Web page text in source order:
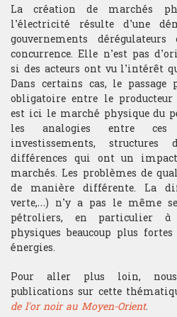
La création de marchés
l’électricité résulte d’une
gouvernements
concurrence. Elle n’est pas
si des acteurs ont vu l’intérêt
Dans certains cas, le
obligatoire entre le producteur
est ici le marché physique du
les analogies entre ces
investissements,
différences qui ont un
marchés. Les problèmes de
de manière différente. La
verte,…) n’y a pas le même
pétroliers, en particulier à
physiques beaucoup plus
énergies.
Pour aller plus loin,
publications sur cette
de l'or noir au Moyen-Orient.